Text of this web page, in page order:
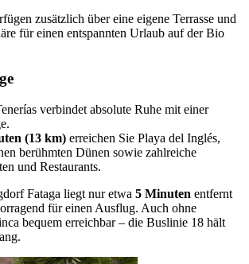
zusätzlich über eine eigene Terrasse und
für einen entspannten Urlaub auf der Bio
verbindet absolute Ruhe mit einer
(13 km) erreichen Sie Playa del Inglés,
berühmten Dünen sowie zahlreiche
und Restaurants.
Fataga liegt nur etwa 5 Minuten entfernt
für einen Ausflug. Auch ohne
bequem erreichbar – die Buslinie 18 hält